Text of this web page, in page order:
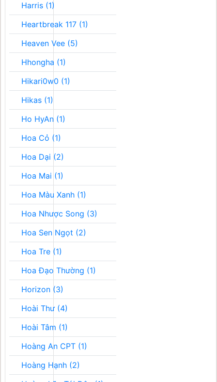
Harris (1)
Heartbreak 117 (1)
Heaven Vee (5)
Hhongha (1)
Hikari0w0 (1)
Hikas (1)
Ho HyAn (1)
Hoa Cỏ (1)
Hoa Dại (2)
Hoa Mai (1)
Hoa Màu Xanh (1)
Hoa Nhược Song (3)
Hoa Sen Ngọt (2)
Hoa Tre (1)
Hoa Đạo Thường (1)
Horizon (3)
Hoài Thư (4)
Hoài Tâm (1)
Hoàng An CPT (1)
Hoàng Hạnh (2)